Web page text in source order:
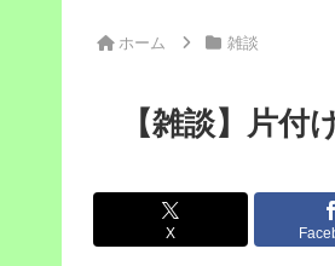
ホーム 雑談
【雑談】片付
X